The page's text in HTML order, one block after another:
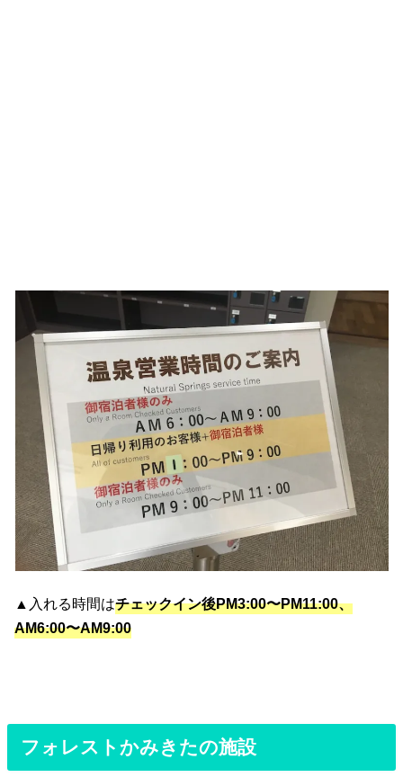
▲入れる時間はチェックイン後PM3:00〜PM11:00、
AM6:00〜AM9:00
フォレストかみきたの施設